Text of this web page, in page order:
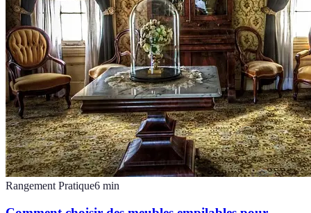
Rangement Pratique6 min